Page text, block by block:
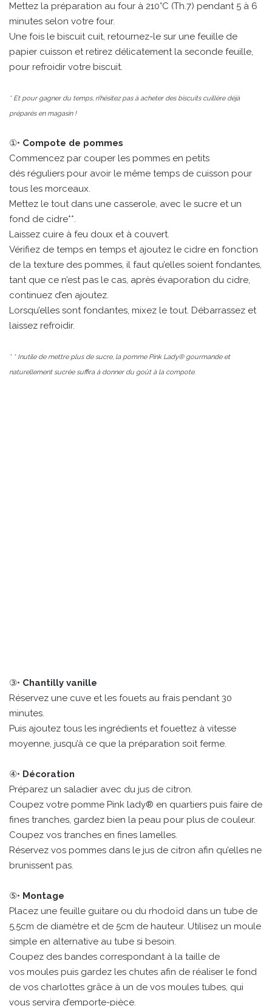
Mettez la préparation au four à 210°C (Th.7) pendant 5 à 6
minutes selon votre four.
Une fois le biscuit cuit, retournez-le sur une feuille de
papier cuisson et retirez délicatement la seconde feuille,
pour refroidir votre biscuit.
* Et pour gagner du temps, n’hésitez pas à acheter des biscuits cuillère déjà
préparés en magasin !
①• Compote de pommes
Commencez par couper les pommes en petits
dés réguliers pour avoir le même temps de cuisson pour
tous les morceaux.
Mettez le tout dans une casserole, avec le sucre et un
fond de cidre**.
Laissez cuire à feu doux et à couvert.
Vérifiez de temps en temps et ajoutez le cidre en fonction
de la texture des pommes, il faut qu’elles soient fondantes,
tant que ce n’est pas le cas, après évaporation du cidre,
continuez d’en ajoutez.
Lorsqu’elles sont fondantes, mixez le tout. Débarrassez et
laissez refroidir.
* * Inutile de mettre plus de sucre, la pomme Pink Lady® gourmande et
naturellement sucrée suffira à donner du goût à la compote.
③• Chantilly vanille
Réservez une cuve et les fouets au frais pendant 30
minutes.
Puis ajoutez tous les ingrédients et fouettez à vitesse
moyenne, jusqu’à ce que la préparation soit ferme.
④• Décoration
Préparez un saladier avec du jus de citron.
Coupez votre pomme Pink lady® en quartiers puis faire de
fines tranches, gardez bien la peau pour plus de couleur.
Coupez vos tranches en fines lamelles.
Réservez vos pommes dans le jus de citron afin qu’elles ne
brunissent pas.
⑤• Montage
Placez une feuille guitare ou du rhodoïd dans un tube de
5,5cm de diamètre et de 5cm de hauteur. Utilisez un moule
simple en alternative au tube si besoin.
Coupez des bandes correspondant à la taille de
vos moules puis gardez les chutes afin de réaliser le fond
de vos charlottes grâce à un de vos moules tubes, qui
vous servira d’emporte-pièce.